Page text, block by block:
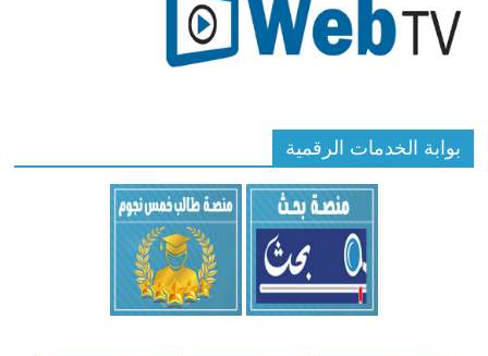
بوابة الخدمات الرقمية